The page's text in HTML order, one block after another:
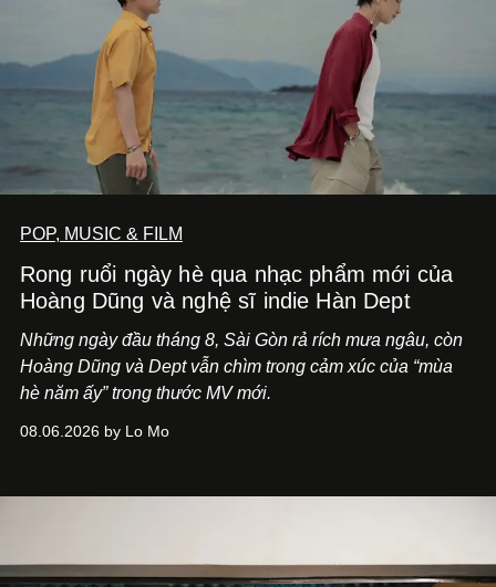
POP, MUSIC & FILM
Rong ruổi ngày hè qua nhạc phẩm mới của
Hoàng Dũng và nghệ sĩ indie Hàn Dept
Những ngày đầu tháng 8, Sài Gòn rả rích mưa ngâu, còn
Hoàng Dũng và Dept vẫn chìm trong cảm xúc của “mùa
hè năm ấy” trong thước MV mới.
08.06.2026 by Lo Mo